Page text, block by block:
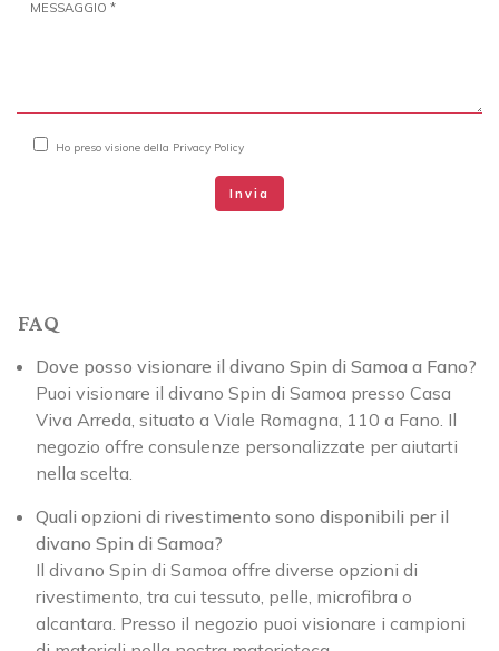
Ho preso visione della Privacy Policy
Invia
FAQ
Dove posso visionare il divano Spin di Samoa a Fano?
Puoi visionare il divano Spin di Samoa presso Casa
Viva Arreda, situato a Viale Romagna, 110 a Fano. Il
negozio offre consulenze personalizzate per aiutarti
nella scelta.
Quali opzioni di rivestimento sono disponibili per il
divano Spin di Samoa?
Il divano Spin di Samoa offre diverse opzioni di
rivestimento, tra cui tessuto, pelle, microfibra o
alcantara. Presso il negozio puoi visionare i campioni